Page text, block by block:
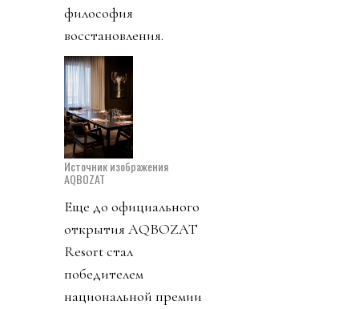
философия
восстановления.
Источник изображения
AQBOZAT
Еще до официального
открытия AQBOZAT
Resort стал
победителем
национальной премии